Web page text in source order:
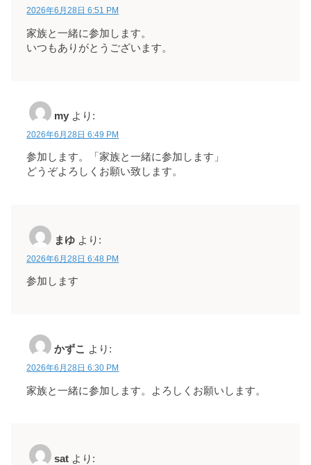
2026年6月28日 6:51 PM
家族と一緒に参加します。
いつもありがとうございます。
my より:
2026年6月28日 6:49 PM
参加します。「家族と一緒に参加します」
どうぞよろしくお願い致します。
まゆ より:
2026年6月28日 6:48 PM
参加します
かずこ より:
2026年6月28日 6:30 PM
家族と一緒に参加します。よろしくお願いします。
sat より: